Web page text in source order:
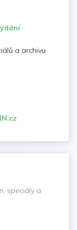
a archivu
speciály a